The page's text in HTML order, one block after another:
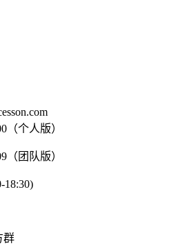
（个人版）
（团队版）
18:30)